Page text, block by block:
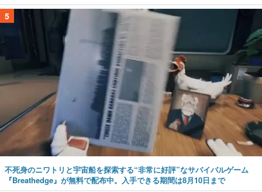
5
不死身のニワトリと宇宙船を探索する“非常に好評”なサバイバルゲーム
『Breathedge』が無料で配布中。入手できる期間は8月10日まで